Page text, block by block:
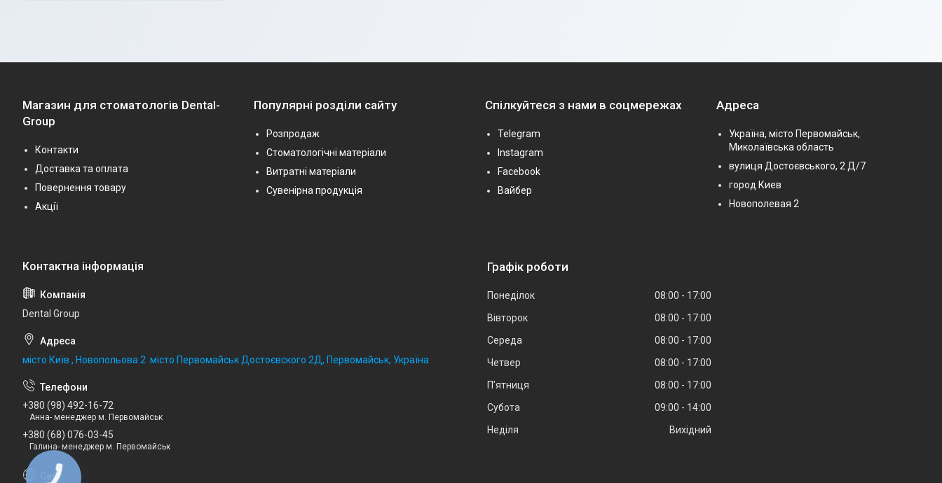
Магазин для стоматологів Dental-
Group
Контакти
Доставка та оплата
Повернення товару
Акції
Популярні розділи сайту
Розпродаж
Стоматологічні матеріали
Витратні матеріали
Сувенірна продукція
Спілкуйтеся з нами в соцмережах
Telegram
Instagram
Facebook
Вайбер
Адреса
Україна, місто Первомайськ,
Миколаївська область
вулиця Достоєвського, 2 Д/7
город Киев
Новополевая 2
Dental Group
місто Київ , Новопольова 2 .місто Первомайськ Достоєвского 2Д, Первомайськ, Україна
+380 (98) 492-16-72
Анна- менеджер м. Первомайськ
+380 (68) 076-03-45
Галина- менеджер м. Первомайськ
Графік роботи
Понеділок 08:00
17:00
Вівторок
08:00
17:00
Середа
08:00
17:00
Четвер
08:00
17:00
Пʼятниця
08:00
17:00
Субота
09:00
14:00
Неділя
Вихідний